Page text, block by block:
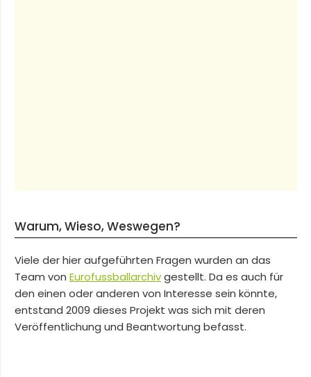
Warum, Wieso, Weswegen?
Viele der hier aufgeführten Fragen wurden an das
Team von Eurofussballarchivgestellt. Da es auch für
den einen oder anderen von Interesse sein könnte,
entstand 2009 dieses Projekt was sich mit deren
Veröffentlichung und Beantwortung befasst.